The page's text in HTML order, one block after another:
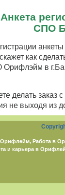
Анкета
СПО
как
в
делать заказ
не выходя из
Орифлейм, Работа в
и карьера в